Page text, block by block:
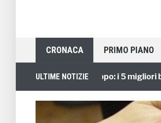
CRONACA PRIMO PIANO
ULTIME NOTIZIE
Viaggi di Gruppo: i 5 migliori